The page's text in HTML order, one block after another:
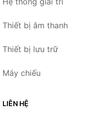
Thiết bị âm thanh
Thiết bị lưu trữ
Máy chiếu
LIÊN HỆ